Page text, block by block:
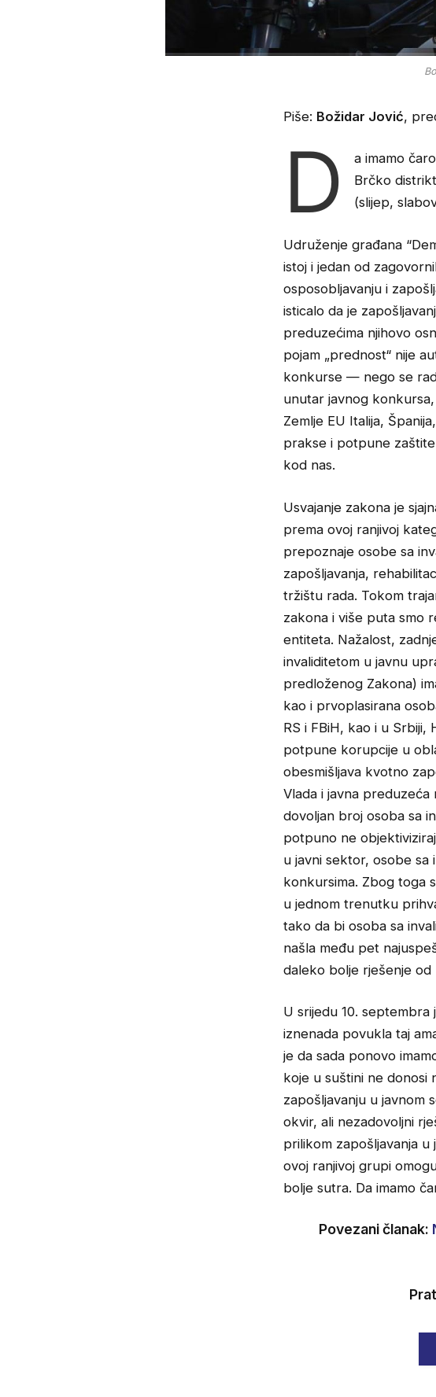
Piše: Božidar Jović,
D
a imamо
Brčko
(slijep,
Udruženje građana
istoj i jedan od
osposobljavanju i
isticalo da je
preduzećima njihovo
pojam „prednost“ nije
konkurse — nego se
unutar javnog
Zemlje EU Italija,
prakse i potpune
kod nas.
Usvajanje zakona je
prema ovoj ranjivoj
prepoznaje osobe sa
zapošljavanja,
tržištu rada. Tokom
zakona i više puta smo
entiteta. Nažalost,
invaliditetom u javnu
predloženog Zakona)
kao i prvoplasirana
RS i FBiH, kao i u Srbiji,
potpune korupcije u
obesmišljava kvotno
Vlada i javna
dovoljan broj osoba sa
potpuno ne
u javni sektor, osobe
konkursima. Zbog toga
u jednom trenutku
tako da bi osoba sa
našla među pet
daleko bolje rješenje od
U srijedu 10. septembra
iznenada povukla taj
je da sada ponovo
koje u suštini ne donosi
zapošljavanju u javnom
okvir, ali nezadovoljni
prilikom zapošljavanja
ovoj ranjivoj grupi
bolje sutra. Da imamo
Povezani članak: